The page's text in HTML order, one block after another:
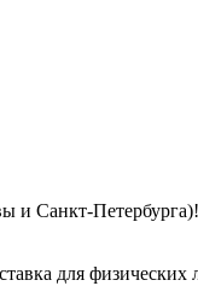
Санкт-
для